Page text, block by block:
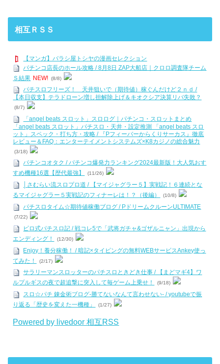
相互ＲＳＳ
【マンガ】バラシ屋トシヤの漫画セレクション
パチンコ店長のホール攻略 / 8月8日 ZAP大船店｜クロロ調査隊チーム
Ｓ結果 NEW! (8/8)
パチスロフリーズ！ 天井狙いで（期待値）稼ぐんだけど２ｎｄ /
【本日収支】テラドローン増し担解除上げ＆キオクシア決算リバ失敗？
(8/7)
「angel beats スロット」スロログ｜パチンコ・スロットまとめ
「angel beats スロット」パチスロ・天井・設定推測 「angel beats スロ
ット」スペック・打ち方・攻略 / 『Pフィーバーからくりサーカス』徹底
レビュー＆FAQ：エンターテイメントシステムズ×K8カジノの総合魅力
(3/18)
パチンコオタク / パチンコ爆発力ランキング2024最新版！大人気おす
すめ機種16選【歴代最強】
(11/26)
│さむらい流スロプロ道 / 【マイジャグラー５】実戦記！６連続とな
るマイジャグラー５実戦記のフィナーレは！？（後編）
(10/8)
パチスロタイム☆期待値稼働ブログ / PドリームクルーンULTIMATE
(7/22)
ピロ式パチスロ記 / 戦コレ5で「武将ガチャ&ゴザルニャン」出現から
エンディング！
(12/30)
Enjoy！養分稼働！ / 暗記×タイピングの無料WEBサービスAnkey使っ
てみた！
(2/17)
サラリーマンスロッターのパチスロときどき仕事 / 【まどマギ4】ワ
ルプルギスの夜で超追撃に突入して毎ゲーム上乗せ！
(9/18)
スロ☆パチ 錬金術ブログ-勝てないなんて言わせない- / youtubeで振
り返る「歴史を変えた一機種」
(1/27)
Powered by livedoor 相互RSS